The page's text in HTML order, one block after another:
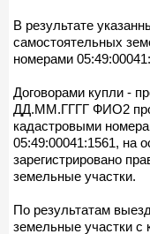
В результате
самостоятельных
номерами
Договорами купли -
ДД.ММ.ГГГГ ФИО2
кадастровыми
05:49:00041:1561, на
зарегистрировано
земельные участки.
По результатам
земельные участки